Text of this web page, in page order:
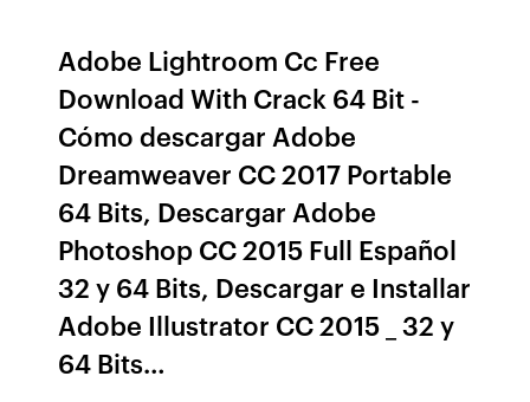
Adobe Lightroom Cc Free
Download With Crack 64 Bit -
Cómo descargar Adobe
Dreamweaver CC 2017 Portable
64 Bits, Descargar Adobe
Photoshop CC 2015 Full Español
32 y 64 Bits, Descargar e Installar
Adobe Illustrator CC 2015 _ 32 y
64 Bits…